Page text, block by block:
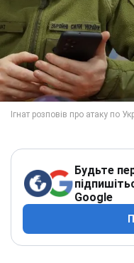
Будьте
Google